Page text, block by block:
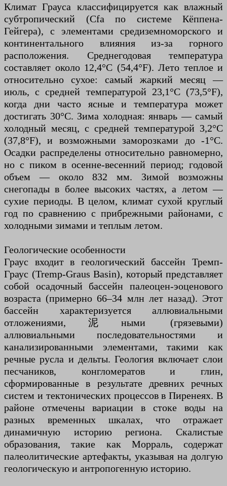
Климат Грауса классифицируется как влажный
субтропический (Cfa по системе Кёппена-
Гейгера), с элементами средиземноморского и
континентального влияния из-за горного
расположения. Среднегодовая температура
составляет около 12,4°C (54,4°F). Лето теплое и
относительно сухое: самый жаркий месяц —
июль, с средней температурой 23,1°C (73,5°F),
когда дни часто ясные и температура может
достигать 30°C. Зима холодная: январь — самый
холодный месяц, с средней температурой 3,2°C
(37,8°F), и возможными заморозками до -1°C.
Осадки распределены относительно равномерно,
но с пиком в осенне-весенний период; годовой
объем — около 832 мм. Зимой возможны
снегопады в более высоких частях, а летом —
сухие периоды. В целом, климат сухой круглый
год по сравнению с прибрежными районами, с
холодными зимами и теплым летом.
Геологические особенности
Граус входит в геологический бассейн Тремп-
Граус (Tremp-Graus Basin), который представляет
собой осадочный бассейн палеоцен-эоценового
возраста (примерно 66–34 млн лет назад). Этот
бассейн характеризуется аллювиальными
отложениями,泥ными (грязевыми)
аллювиальными последовательностями и
канализированными элементами, такими как
речные русла и дельты. Геология включает слои
песчаников, конгломератов и глин,
сформированные в результате древних речных
систем и тектонических процессов в Пиренеях. В
районе отмечены вариации в стоке воды на
разных временных шкалах, что отражает
динамичную историю региона. Скалистые
образования, такие как Морраль, содержат
палеолитические артефакты, указывая на долгую
геологическую и антропогенную историю.